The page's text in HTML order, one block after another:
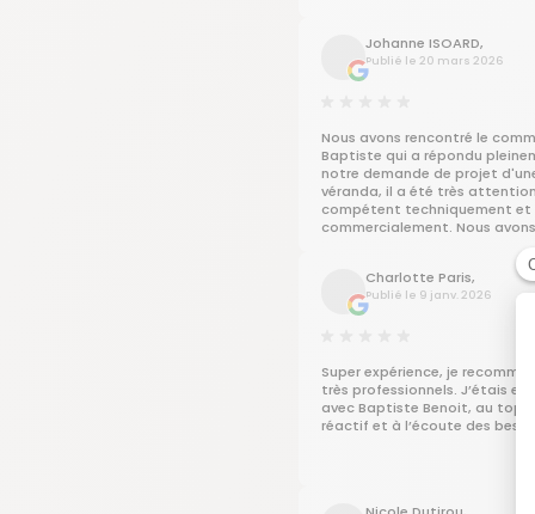
Financement rapide et sans
surprise.
Rdv rigoureusement respecté
entreprise j ai décidé de faire
store banne avec une
négligeable.
BRAVO
Johanne ISOARD,
Publié le 20 mars 2026
Nous avons rencontré le
Baptiste qui a répondu
notre demande de projet
véranda, il a été très
compétent techniquement et
commercialement. Nous avons
mais nous reviendrons vers lui
futur, sait-on jamais. Il est
valeur ajoutée pour
représente ; les produits sont
certes mais dans un
fortement concurrentiel,
représenter un
Bonne continuation à lui ici ou
Charlotte Paris,
Publié le 9 janv. 2026
Super expérience, je
très professionnels. J’étais en
avec Baptiste Benoit, au top
réactif et à l’écoute des